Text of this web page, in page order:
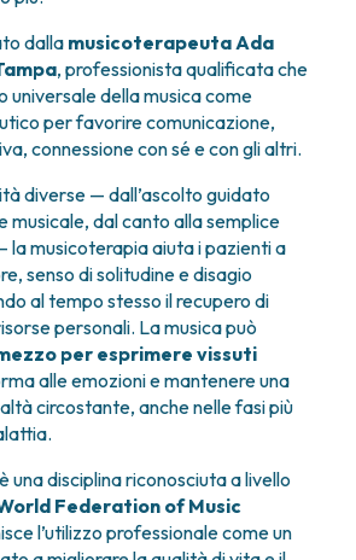
CRONICHE
RARI
CLINICA
E CURE PALLIATIVE
E INNOVAZIONE
FASE I
UNIT (CRU)
dalla musicoterapeuta Ada
, professionista qualificata che
universale della musica come
per favorire comunicazione,
connessione con sé e con gli altri.
diverse — dall’ascolto guidato
musicale, dal canto alla semplice
la musicoterapia aiuta i pazienti a
senso di solitudine e disagio
al tempo stesso il recupero di
personali. La musica può
per esprimere vissuti
alle emozioni e mantenere una
circostante, anche nelle fasi più
una disciplina riconosciuta a livello
Federation of Music
l’utilizzo professionale come un